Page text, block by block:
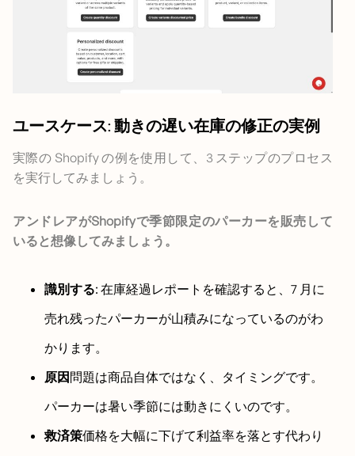
ユースケース: 動きの遅い在庫の修正の実例
実際の Shopify の例を使用して、3 ステップのプロセス
を実行してみましょう。
アンドレアがShopifyで季節限定のパーカーを販売して
いると想像してみましょう。
識別する: 在庫経過レポートを確認すると、7 月に
売れ残ったパーカーが山積みになっているのがわ
かります。
原因 問題は商品自体ではなく、タイミングです。
パーカーは暑い季節には動きにくいのです。
救済策価格を大幅に下げて利益率を落とす代わり